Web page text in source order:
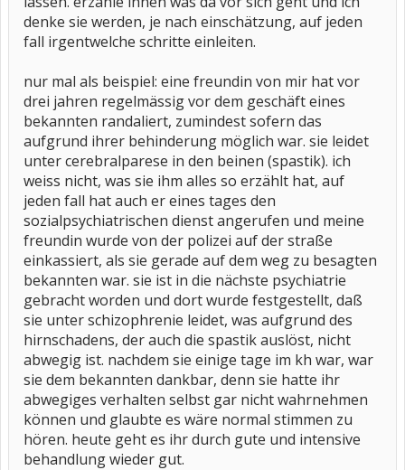
denke sie werden, je nach einschätzung, auf jeden
fall irgentwelche schritte einleiten.
nur mal als beispiel: eine freundin von mir hat vor
drei jahren regelmässig vor dem geschäft eines
bekannten randaliert, zumindest sofern das
aufgrund ihrer behinderung möglich war. sie leidet
unter cerebralparese in den beinen (spastik). ich
weiss nicht, was sie ihm alles so erzählt hat, auf
jeden fall hat auch er eines tages den
sozialpsychiatrischen dienst angerufen und meine
freundin wurde von der polizei auf der straße
einkassiert, als sie gerade auf dem weg zu besagten
bekannten war. sie ist in die nächste psychiatrie
gebracht worden und dort wurde festgestellt, daß
sie unter schizophrenie leidet, was aufgrund des
hirnschadens, der auch die spastik auslöst, nicht
abwegig ist. nachdem sie einige tage im kh war, war
sie dem bekannten dankbar, denn sie hatte ihr
abwegiges verhalten selbst gar nicht wahrnehmen
können und glaubte es wäre normal stimmen zu
hören. heute geht es ihr durch gute und intensive
behandlung wieder gut.